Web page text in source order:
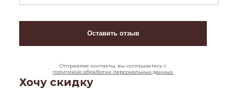
Отправляя контакты, вы соглашаетесь с
политикой обработки персональных данных.
Хочу скидку